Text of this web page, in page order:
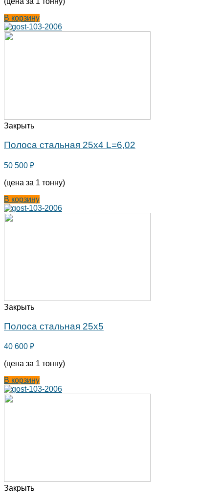
В корзину
Закрыть
Полоса стальная 25х4 L=6,02
50 500 ₽
(цена за 1 тонну)
В корзину
Закрыть
Полоса стальная 25х5
40 600 ₽
(цена за 1 тонну)
В корзину
Закрыть